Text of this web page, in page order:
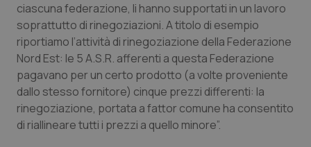
Sardegna
Sicilia
Toscana
Umbria
Malattia di Crohn & Rettocolite Ulcerosa
Neuroscienze & patologie neurodegenerative
Obesità
Oftalmologia
ciascuna federazione, li hanno supportati in un lavoro
soprattutto di rinegoziazioni. A titolo di esempio
riportiamo l’attività di rinegoziazione della Federazione
Nord Est: le 5 A.S.R. afferenti a questa Federazione
pagavano per un certo prodotto (a volte proveniente
dallo stesso fornitore) cinque prezzi differenti: la
rinegoziazione, portata a fattor comune ha consentito
di riallineare tutti i prezzi a quello minore”.